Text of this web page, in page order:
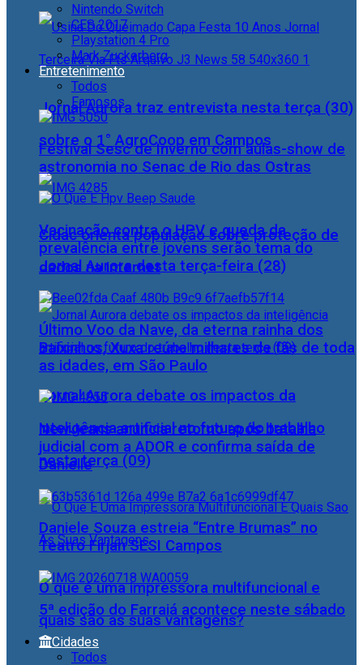
Jornal Aurora traz entrevista nesta terça (30)
sobre o 1° AgroCoop em Campos
Cidac orienta população sobre proteção de
dados na internet
Jornal Aurora debate os impactos da
inteligência artificial no futuro do trabalho
nesta terça (09)
O que é uma impressora multifuncional e
quais são as suas vantagens?
Nintendo Switch
CES 2017
Playstation 4 Pro
Mark Zuckerberg
Entretenimento
Todos
Famosos
Festival Sesc de Inverno com aulas-show de
astronomia no Senac de Rio das Ostras
Vacinação contra o HPV e queda da
prevalência entre jovens serão tema do
Jornal Aurora desta terça-feira (28)
Último Voo da Nave, da eterna rainha dos
Baixinhos, Xuxa reúne milhares de fãs de toda
as idades, em São Paulo
NewJeans anuncia retorno após batalha
judicial com a ADOR e confirma saída de
Danielle
Daniele Souza estreia “Entre Brumas” no
Teatro Firjan SESI Campos
5ª edição do Farraiá acontece neste sábado
Cidades
Todos